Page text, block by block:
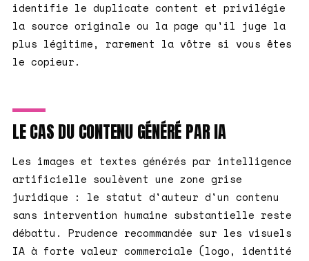
identifie le duplicate content et privilégie
la source originale ou la page qu'il juge la
plus légitime, rarement la vôtre si vous êtes
le copieur.
LE CAS DU CONTENU GÉNÉRÉ PAR IA
Les images et textes générés par intelligence
artificielle soulèvent une zone grise
juridique : le statut d'auteur d'un contenu
sans intervention humaine substantielle reste
débattu. Prudence recommandée sur les visuels
IA à forte valeur commerciale (logo, identité